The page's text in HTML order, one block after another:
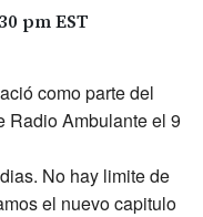
pmEST
como parte del
Radio Ambulante el 9
No hay limite de
el nuevo capitulo